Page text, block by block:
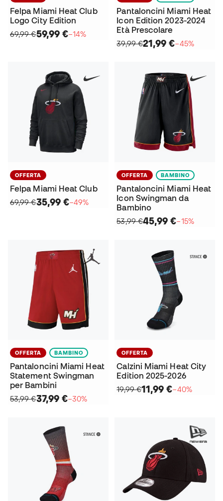
Felpa Miami Heat Club
Logo City Edition
69,99 €59,99 €−14%
Pantaloncini Miami Heat
Icon Edition 2023-2024
Età Prescolare
39,99 €21,99 €−45%
OFFERTA
Felpa Miami Heat Club
69,99 €35,99 €−49%
OFFERTA BAMBINO
Pantaloncini Miami Heat
Icon Swingman da
Bambino
53,99 €45,99 €−15%
OFFERTA BAMBINO
Pantaloncini Miami Heat
Statement Swingman
per Bambini
53,99 €37,99 €−30%
OFFERTA
Calzini Miami Heat City
Edition 2025-2026
19,99 €11,99 €−40%